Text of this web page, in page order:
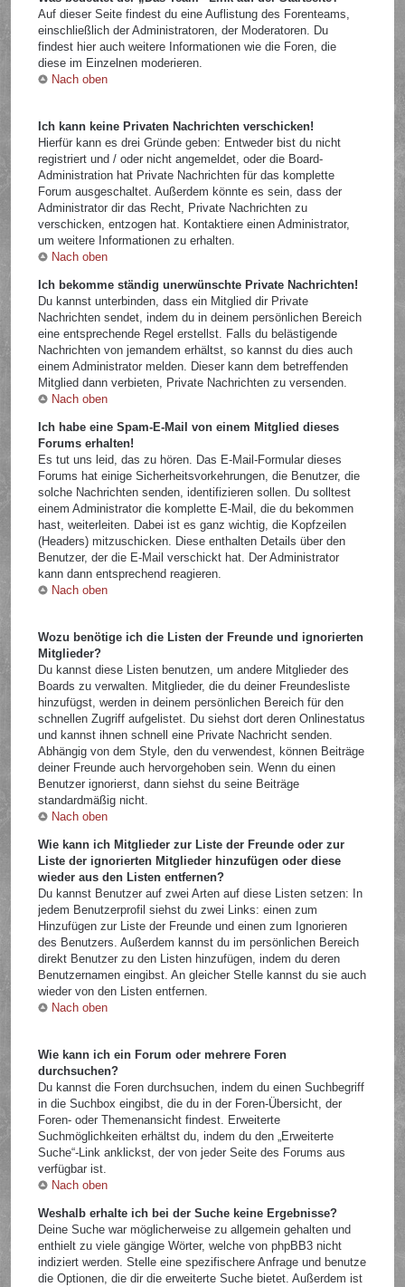
Auf dieser Seite findest du eine Auflistung des Forenteams,
einschließlich der Administratoren, der Moderatoren. Du
findest hier auch weitere Informationen wie die Foren, die
diese im Einzelnen moderieren.
Nach oben
Ich kann keine Privaten Nachrichten verschicken!
Hierfür kann es drei Gründe geben: Entweder bist du nicht
registriert und / oder nicht angemeldet, oder die Board-
Administration hat Private Nachrichten für das komplette
Forum ausgeschaltet. Außerdem könnte es sein, dass der
Administrator dir das Recht, Private Nachrichten zu
verschicken, entzogen hat. Kontaktiere einen Administrator,
um weitere Informationen zu erhalten.
Nach oben
Ich bekomme ständig unerwünschte Private Nachrichten!
Du kannst unterbinden, dass ein Mitglied dir Private
Nachrichten sendet, indem du in deinem persönlichen Bereich
eine entsprechende Regel erstellst. Falls du belästigende
Nachrichten von jemandem erhältst, so kannst du dies auch
einem Administrator melden. Dieser kann dem betreffenden
Mitglied dann verbieten, Private Nachrichten zu versenden.
Nach oben
Ich habe eine Spam-E-Mail von einem Mitglied dieses
Forums erhalten!
Es tut uns leid, das zu hören. Das E-Mail-Formular dieses
Forums hat einige Sicherheitsvorkehrungen, die Benutzer, die
solche Nachrichten senden, identifizieren sollen. Du solltest
einem Administrator die komplette E-Mail, die du bekommen
hast, weiterleiten. Dabei ist es ganz wichtig, die Kopfzeilen
(Headers) mitzuschicken. Diese enthalten Details über den
Benutzer, der die E-Mail verschickt hat. Der Administrator
kann dann entsprechend reagieren.
Nach oben
Wozu benötige ich die Listen der Freunde und ignorierten
Mitglieder?
Du kannst diese Listen benutzen, um andere Mitglieder des
Boards zu verwalten. Mitglieder, die du deiner Freundesliste
hinzufügst, werden in deinem persönlichen Bereich für den
schnellen Zugriff aufgelistet. Du siehst dort deren Onlinestatus
und kannst ihnen schnell eine Private Nachricht senden.
Abhängig von dem Style, den du verwendest, können Beiträge
deiner Freunde auch hervorgehoben sein. Wenn du einen
Benutzer ignorierst, dann siehst du seine Beiträge
standardmäßig nicht.
Nach oben
Wie kann ich Mitglieder zur Liste der Freunde oder zur
Liste der ignorierten Mitglieder hinzufügen oder diese
wieder aus den Listen entfernen?
Du kannst Benutzer auf zwei Arten auf diese Listen setzen: In
jedem Benutzerprofil siehst du zwei Links: einen zum
Hinzufügen zur Liste der Freunde und einen zum Ignorieren
des Benutzers. Außerdem kannst du im persönlichen Bereich
direkt Benutzer zu den Listen hinzufügen, indem du deren
Benutzernamen eingibst. An gleicher Stelle kannst du sie auch
wieder von den Listen entfernen.
Nach oben
Wie kann ich ein Forum oder mehrere Foren
durchsuchen?
Du kannst die Foren durchsuchen, indem du einen Suchbegriff
in die Suchbox eingibst, die du in der Foren-Übersicht, der
Foren- oder Themenansicht findest. Erweiterte
Suchmöglichkeiten erhältst du, indem du den „Erweiterte
Suche“-Link anklickst, der von jeder Seite des Forums aus
verfügbar ist.
Nach oben
Weshalb erhalte ich bei der Suche keine Ergebnisse?
Deine Suche war möglicherweise zu allgemein gehalten und
enthielt zu viele gängige Wörter, welche von phpBB3 nicht
indiziert werden. Stelle eine spezifischere Anfrage und benutze
die Optionen, die dir die erweiterte Suche bietet. Außerdem ist